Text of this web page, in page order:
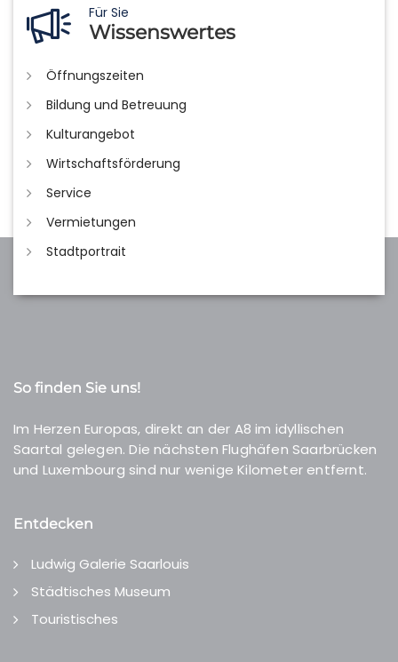
Für Sie
Wissenswertes
Öffnungszeiten
Bildung und Betreuung
Kulturangebot
Wirtschaftsförderung
Service
Vermietungen
Stadtportrait
So finden Sie uns!
Im Herzen Europas, direkt an der A8 im idyllischen
Saartal gelegen. Die nächsten Flughäfen Saarbrücken
und Luxembourg sind nur wenige Kilometer entfernt.
Entdecken
Ludwig Galerie Saarlouis
Städtisches Museum
Touristisches